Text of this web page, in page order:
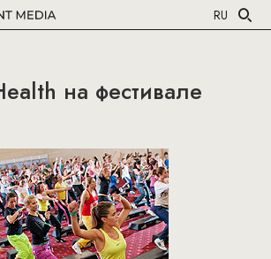
RU
на фестивале